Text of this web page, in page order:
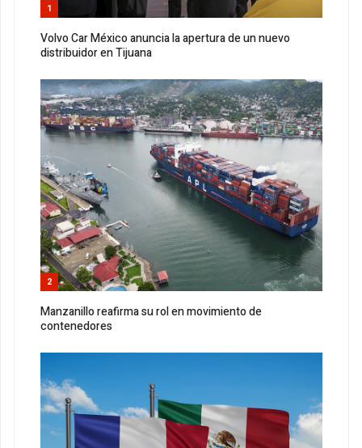
1
Volvo Car México anuncia la apertura de un nuevo
distribuidor en Tijuana
2
Manzanillo reafirma su rol en movimiento de
contenedores